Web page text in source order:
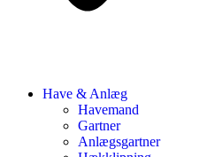
Have & Anlæg
Havemand
Gartner
Anlægsgartner